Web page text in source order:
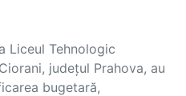
Liceul Tehnologic
județul Prahova, au
bugetară,